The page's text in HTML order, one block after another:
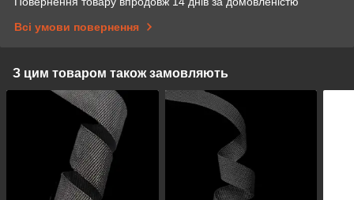
Всі умови повернення
З цим товаром також замовляють